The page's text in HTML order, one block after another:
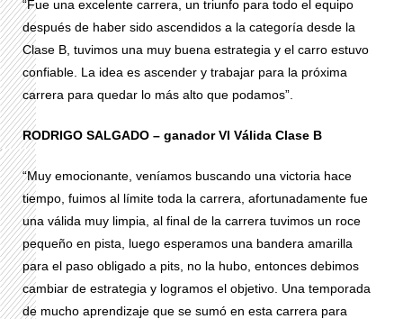
“Fue una excelente carrera, un triunfo para todo el equipo
después de haber sido ascendidos a la categoría desde la
Clase B, tuvimos una muy buena estrategia y el carro estuvo
confiable. La idea es ascender y trabajar para la próxima
carrera para quedar lo más alto que podamos”.
RODRIGO SALGADO – ganador VI Válida Clase B
“Muy emocionante, veníamos buscando una victoria hace
tiempo, fuimos al límite toda la carrera, afortunadamente fue
una válida muy limpia, al final de la carrera tuvimos un roce
pequeño en pista, luego esperamos una bandera amarilla
para el paso obligado a pits, no la hubo, entonces debimos
cambiar de estrategia y logramos el objetivo. Una temporada
de mucho aprendizaje que se sumó en esta carrera para